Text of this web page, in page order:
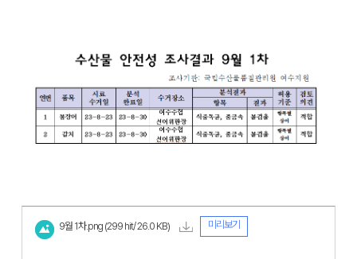
9월 1차.png (299 hit/ 26.0 KB) 미리보기